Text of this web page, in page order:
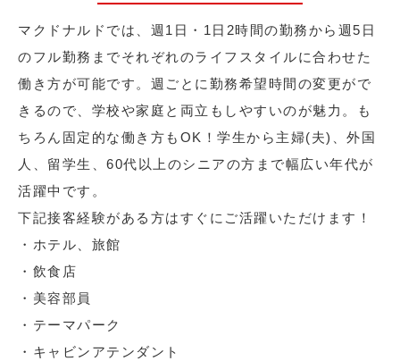
マクドナルドでは、週1日・1日2時間の勤務から週5日
のフル勤務までそれぞれのライフスタイルに合わせた
働き方が可能です。週ごとに勤務希望時間の変更がで
きるので、学校や家庭と両立もしやすいのが魅力。も
ちろん固定的な働き方もOK！学生から主婦(夫)、外国
人、留学生、60代以上のシニアの方まで幅広い年代が
活躍中です。
下記接客経験がある方はすぐにご活躍いただけます！
・ホテル、旅館
・飲食店
・美容部員
・テーマパーク
・キャビンアテンダント